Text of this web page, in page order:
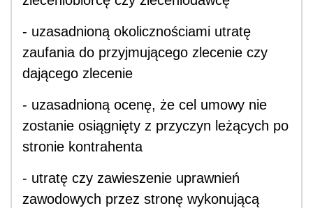
- uzasadnioną okolicznościami utratę
zaufania do przyjmującego zlecenie czy
dającego zlecenie
- uzasadnioną ocenę, że cel umowy nie
zostanie osiągnięty z przyczyn leżących po
stronie kontrahenta
- utratę czy zawieszenie uprawnień
zawodowych przez stronę wykonującą